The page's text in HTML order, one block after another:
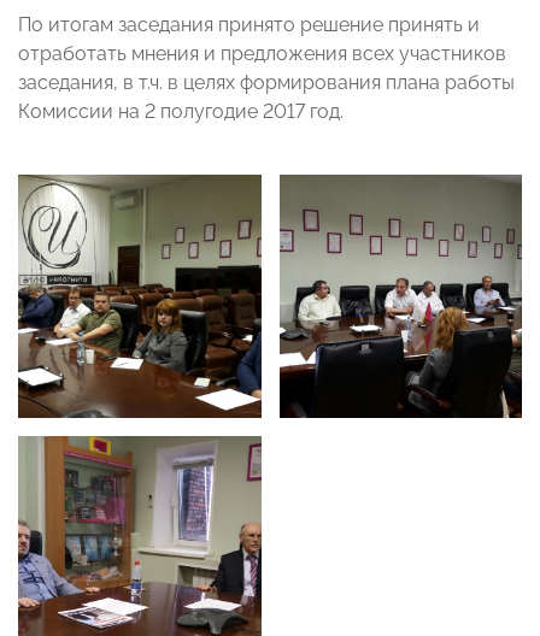
По итогам заседания принято решение принять и
отработать мнения и предложения всех участников
заседания, в т.ч. в целях формирования плана работы
Комиссии на 2 полугодие 2017 год.